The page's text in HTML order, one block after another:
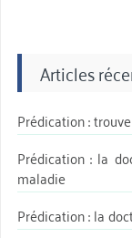
Articles
Prédication :
Prédication : la
maladie
Prédication : la